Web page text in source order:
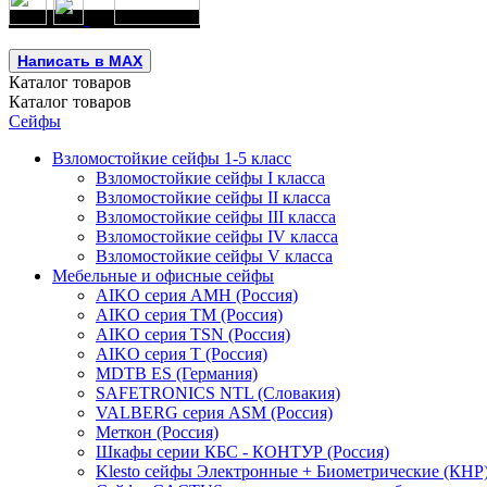
Написать в MAX
Каталог товаров
Каталог товаров
Сейфы
Взломостойкие сейфы 1-5 класс
Взломостойкие сейфы I класса
Взломостойкие сейфы II класса
Взломостойкие сейфы III класса
Взломостойкие сейфы IV класса
Взломостойкие сейфы V класса
Мебельные и офисные сейфы
AIKO серия AMH (Россия)
AIKO серия TM (Россия)
AIKO серия TSN (Россия)
AIKO серия Т (Россия)
MDTB ES (Германия)
SAFETRONICS NTL (Словакия)
VALBERG серия ASM (Россия)
Меткон (Россия)
Шкафы серии КБС - КОНТУР (Россия)
Klesto сейфы Электронные + Биометрические